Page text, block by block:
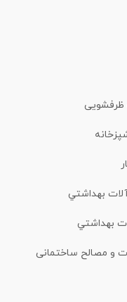
بهداشتي
بهداشتي
و مصالح ساختمانی